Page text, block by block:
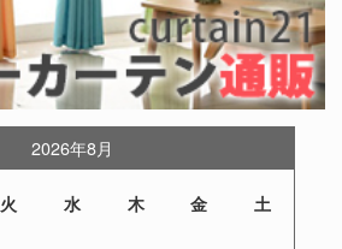
2026年8月
火 水 木 金 土